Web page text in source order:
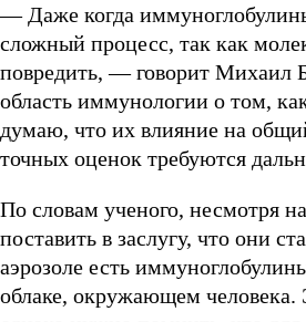
— Даже когда
сложный процесс, так как
повредить, — говорит Михаил
область иммунологии о том,
думаю, что их влияние на
точных оценок требуются
По словам ученого, несмотря
поставить в заслугу, что они
аэрозоле есть
облаке, окружающем человека.